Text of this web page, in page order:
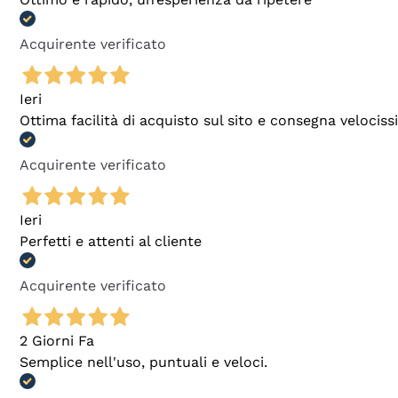
Acquirente verificato
Ieri
Ottima facilità di acquisto sul sito e consegna
Acquirente verificato
Ieri
Perfetti e attenti al cliente
Acquirente verificato
2 Giorni Fa
Semplice nell'uso, puntuali e veloci.